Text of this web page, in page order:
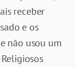
receber
e os
não usou um